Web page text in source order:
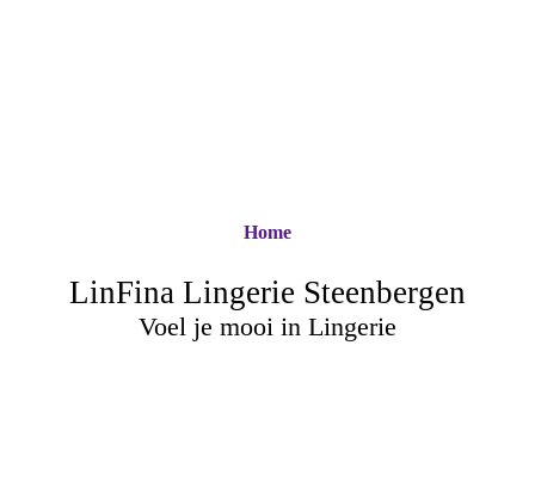
LinFina Lingerie Steenbergen
Voel je mooi in Lingerie
Home